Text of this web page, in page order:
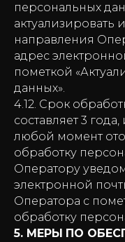
персональных
актуализировать
направления
адрес
пометкой
данных».
4.12. Срок
составляет 3
любой момент
обработку
Оператору
электронной
Оператора с
обработку
5. МЕРЫ ПО